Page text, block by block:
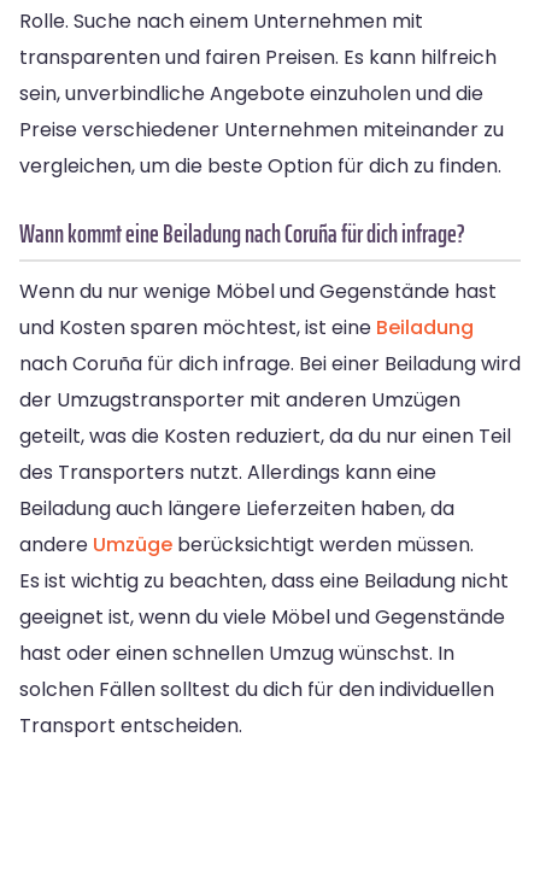
Rolle. Suche nach einem Unternehmen mit
transparenten und fairen Preisen. Es kann hilfreich
sein, unverbindliche Angebote einzuholen und die
Preise verschiedener Unternehmen miteinander zu
vergleichen, um die beste Option für dich zu finden.
Wann kommt eine Beiladung nach Coruña für dich infrage?
Wenn du nur wenige Möbel und Gegenstände hast
und Kosten sparen möchtest, ist eine Beiladung
nach Coruña für dich infrage. Bei einer Beiladung wird
der Umzugstransporter mit anderen Umzügen
geteilt, was die Kosten reduziert, da du nur einen Teil
des Transporters nutzt. Allerdings kann eine
Beiladung auch längere Lieferzeiten haben, da
andere Umzüge berücksichtigt werden müssen.
Es ist wichtig zu beachten, dass eine Beiladung nicht
geeignet ist, wenn du viele Möbel und Gegenstände
hast oder einen schnellen Umzug wünschst. In
solchen Fällen solltest du dich für den individuellen
Transport entscheiden.